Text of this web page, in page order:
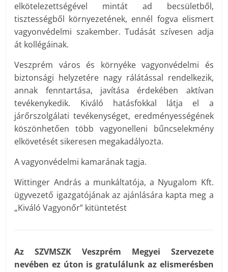
elkötelezettségével mintát ad becsületből,
tisztességből környezetének, ennél fogva elismert
vagyonvédelmi szakember. Tudását szívesen adja
át kollégáinak.
Veszprém város és környéke vagyonvédelmi és
biztonsági helyzetére nagy rálátással rendelkezik,
annak fenntartása, javítása érdekében aktívan
tevékenykedik. Kiváló hatásfokkal látja el a
járőrszolgálati tevékenységet, eredményességének
köszönhetően több vagyonelleni bűncselekmény
elkövetését sikeresen megakadályozta.
A vagyonvédelmi kamarának tagja.
Wittinger András a munkáltatója, a Nyugalom Kft.
ügyvezető igazgatójának az ajánlására kapta meg a
„Kiváló Vagyonőr” kitüntetést
Az SZVMSZK Veszprém Megyei Szervezete
nevében ez úton is gratulálunk az elismerésben